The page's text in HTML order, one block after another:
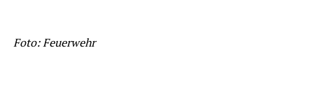
Foto: Feuerwehr